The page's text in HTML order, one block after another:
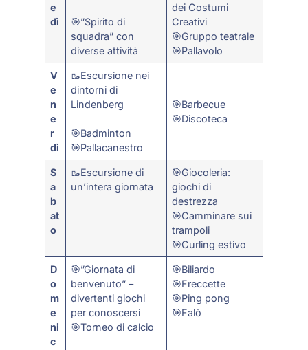
e
dì
🎯”Spirito di
squadra” con
diverse attività
dei Costumi
Creativi
🎯Gruppo teatrale
🎯Pallavolo
V
e
n
e
r
dì
🥾Escursione nei
dintorni di
Lindenberg
🎯Badminton
🎯Pallacanestro
🎯Barbecue
🎯Discoteca
S
a
b
at
o
🥾Escursione di
un’intera giornata
🎯Giocoleria:
giochi di
destrezza
🎯Camminare sui
trampoli
🎯Curling estivo
D
o
m
e
ni
c
🎯”Giornata di
benvenuto” –
divertenti giochi
per conoscersi
🎯Torneo di calcio
🎯Biliardo
🎯Freccette
🎯Ping pong
🎯Falò